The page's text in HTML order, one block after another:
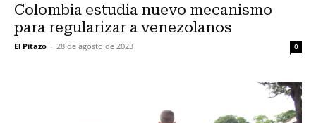
Colombia estudia nuevo mecanismo
para regularizar a venezolanos
El Pitazo - 28 de agosto de 2023 0